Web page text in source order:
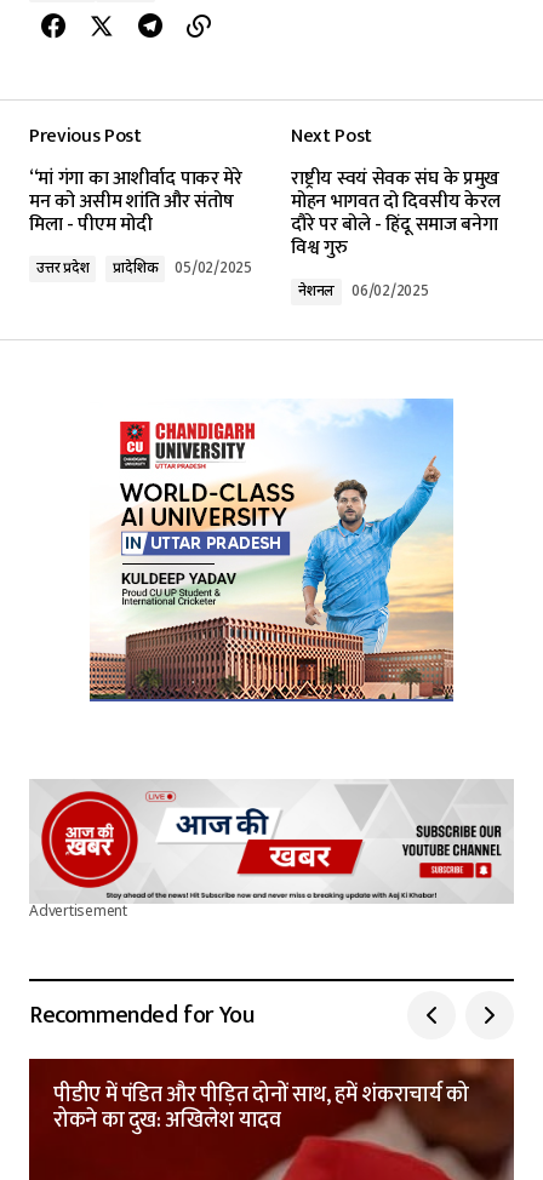
Previous Post
‘‘मां गंगा का आशीर्वाद पाकर मेरे
मन को असीम शांति और संतोष
मिला - पीएम मोदी
उत्तर प्रदेश प्रादेशिक 05/02/2025
Next Post
राष्ट्रीय स्वयं सेवक संघ के प्रमुख
मोहन भागवत दो दिवसीय केरल
दौरे पर बोले - हिंदू समाज बनेगा
विश्व गुरु
नेशनल 06/02/2025
Advertisement
Recommended for You
पीडीए में पंडित और पीड़ित दोनों साथ, हमें शंकराचार्य को
रोकने का दुख: अखिलेश यादव